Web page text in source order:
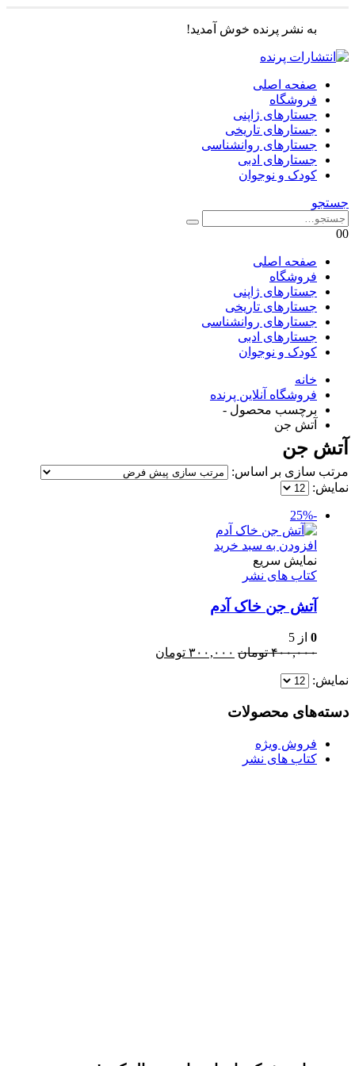
به نشر پرنده خوش آمدید!
صفحه اصلی
فروشگاه
جستارهای ژاپنی
جستارهای تاریخی
جستارهای روانشناسی
جستارهای ادبی
کودک و نوجوان
جستجو
00
صفحه اصلی
فروشگاه
جستارهای ژاپنی
جستارهای تاریخی
جستارهای روانشناسی
جستارهای ادبی
کودک و نوجوان
خانه
فروشگاه آنلاین پرنده
برچسب محصول -
آتش جن
آتش جن
مرتب سازی بر اساس:
نمایش:
-25%
افزودن به سبد خرید
نمایش سریع
کتاب های نشر
آتش جن خاک آدم
0 از 5
۴۰۰,۰۰۰ تومان قیمت
۳۰۰,۰۰۰ تومان
نمایش:
دسته‌های محصولات
فروش ویژه
کتاب های نشر